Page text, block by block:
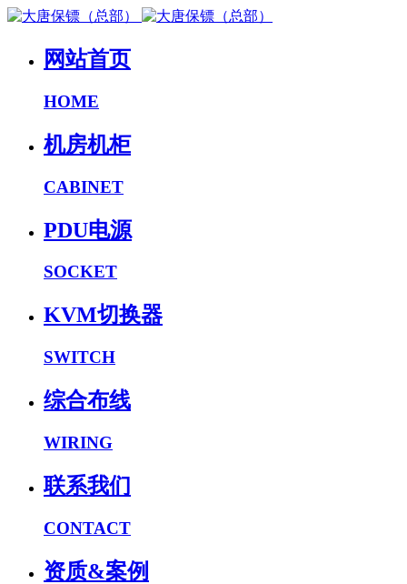
网站首页
HOME
机房机柜
CABINET
PDU电源
SOCKET
KVM切换器
SWITCH
综合布线
WIRING
联系我们
CONTACT
资质&案例